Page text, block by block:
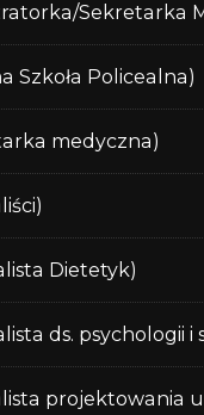
Sekretarka
Szkoła Policealna)
medyczna)
Dietetyk)
ds. psychologii i
projektowania